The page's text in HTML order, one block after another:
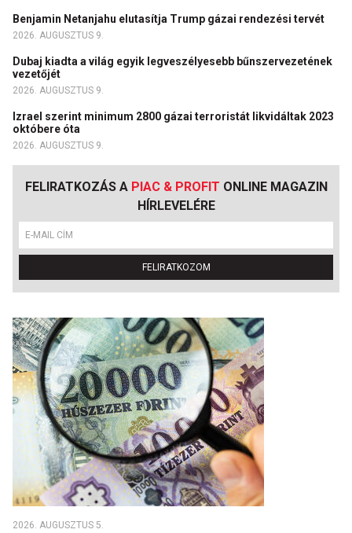
Benjamin Netanjahu elutasítja Trump gázai rendezési tervét
2026. AUGUSZTUS 9.
Dubaj kiadta a világ egyik legveszélyesebb bűnszervezetének
vezetőjét
2026. AUGUSZTUS 9.
Izrael szerint minimum 2800 gázai terroristát likvidáltak 2023
októbere óta
2026. AUGUSZTUS 9.
FELIRATKOZÁS A PIAC & PROFIT ONLINE MAGAZIN
HÍRLEVELÉRE
FELIRATKOZOM
2026. AUGUSZTUS 5.